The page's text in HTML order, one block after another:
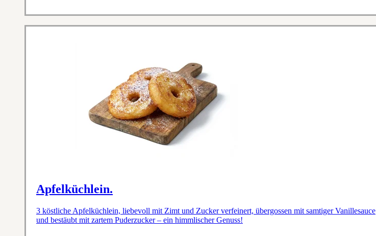
Apfelküchlein.
3 köstliche Apfelküchlein, liebevoll mit Zimt und Zucker verfeinert, übergossen mit samtiger Vanillesauce
und bestäubt mit zartem Puderzucker – ein himmlischer Genuss!